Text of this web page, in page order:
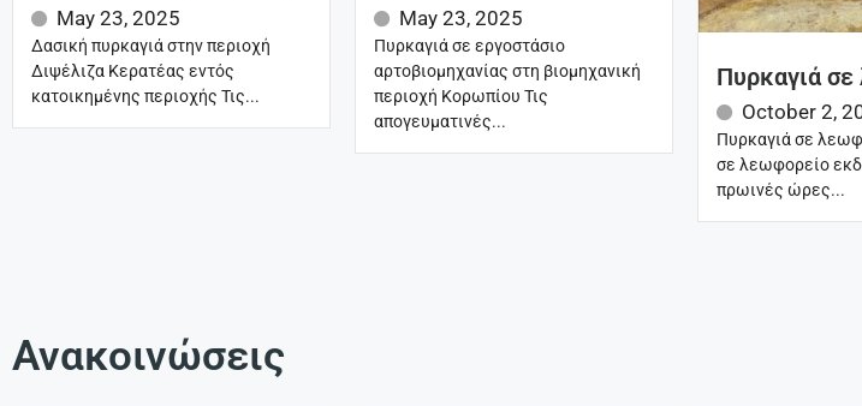
May 23, 2025
Δασική πυρκαγιά στην περιοχή
Διψέλιζα Κερατέας εντός
κατοικημένης περιοχής Τις...
May 23, 2025
Πυρκαγιά σε εργοστάσιο
αρτοβιομηχανίας στη βιομηχανική
περιοχή Κορωπίου Τις
απογευματινές...
Πυρκαγιά
October 2,
Πυρκαγιά σε
σε λεωφορείο
πρωινές ώρες...
Ανακοινώσεις